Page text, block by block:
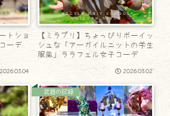
トショ
ーデ
2026.03.04
【ミラプリ】ちょっぴりボーイッ
シュな「アーガイルニットの学生
服風」ララフェル女子コーデ
2026.03.02
武器の記録